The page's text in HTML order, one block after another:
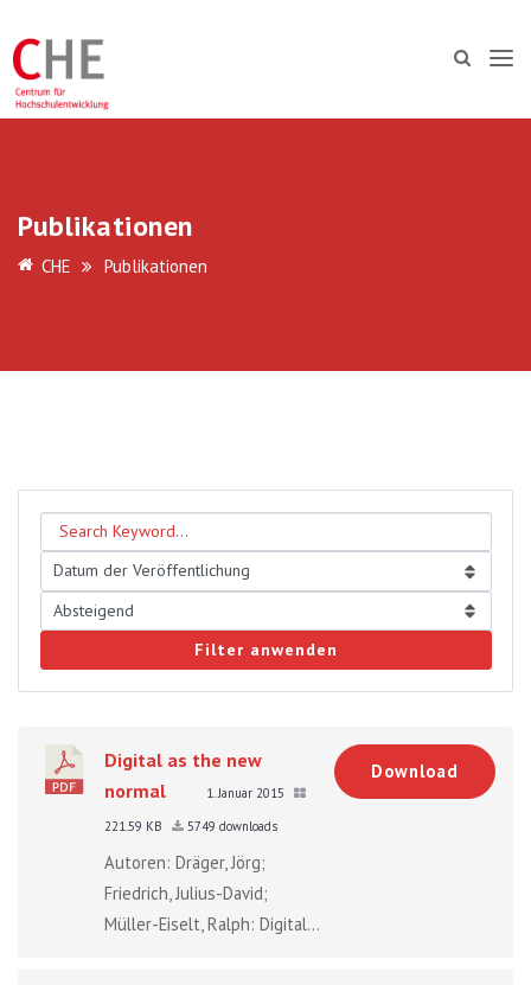
Publikationen
CHE Publikationen
Filter anwenden
Digital as the new
normal
1. Januar 2015
221.59 KB
5749 downloads
Autoren: Dräger, Jörg;
Friedrich, Julius-David;
Müller-Eiselt, Ralph: Digital...
Download